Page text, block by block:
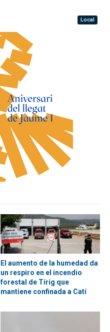
Local
El aumento de la humedad da
un respiro en el incendio
forestal de Tírig que
mantiene confinada a Catí